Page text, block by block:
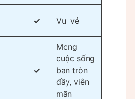
✓ Vui vẻ
✓
Mong
cuộc sống
bạn tròn
đầy, viên
mãn